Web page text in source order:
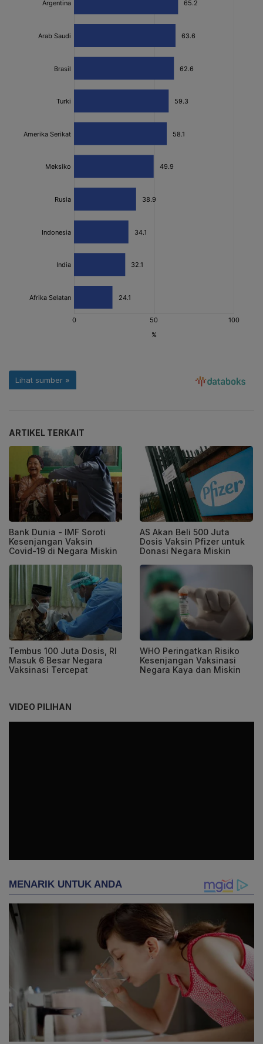
ARTIKEL TERKAIT
Bank Dunia - IMF Soroti
Kesenjangan Vaksin
Covid-19 di Negara Miskin
AS Akan Beli 500 Juta
Dosis Vaksin Pfizer untuk
Donasi Negara Miskin
Tembus 100 Juta Dosis, RI
Masuk 6 Besar Negara
Vaksinasi Tercepat
WHO Peringatkan Risiko
Kesenjangan Vaksinasi
Negara Kaya dan Miskin
VIDEO PILIHAN